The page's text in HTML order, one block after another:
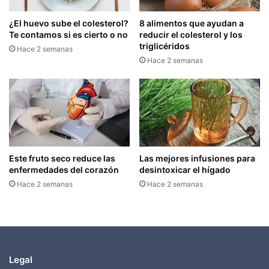
¿El huevo sube el colesterol?
Te contamos si es cierto o no
Hace 2 semanas
8 alimentos que ayudan a
reducir el colesterol y los
triglicéridos
Hace 2 semanas
Este fruto seco reduce las
enfermedades del corazón
Hace 2 semanas
Las mejores infusiones para
desintoxicar el hígado
Hace 2 semanas
Legal